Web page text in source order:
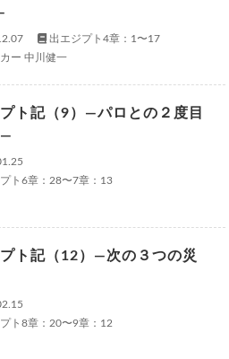
出エジプト4章：1〜17
ー 中川健一
ト記（9）—パロとの２度目
ト6章：28〜7章：13
ト記（12）—次の３つの災
ト8章：20〜9章：12